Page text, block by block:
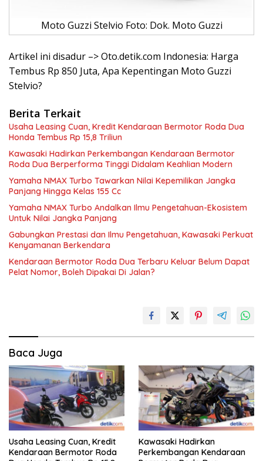
Moto Guzzi Stelvio Foto: Dok. Moto Guzzi
Artikel ini disadur –> Oto.detik.com Indonesia: Harga
Tembus Rp 850 Juta, Apa Kepentingan Moto Guzzi
Stelvio?
Berita Terkait
Usaha Leasing Cuan, Kredit Kendaraan Bermotor Roda Dua
Honda Tembus Rp 15,8 Triliun
Kawasaki Hadirkan Perkembangan Kendaraan Bermotor
Roda Dua Berperforma Tinggi Didalam Keahlian Modern
Yamaha NMAX Turbo Tawarkan Nilai Kepemilikan Jangka
Panjang Hingga Kelas 155 Cc
Yamaha NMAX Turbo Andalkan Ilmu Pengetahuan-Ekosistem
Untuk Nilai Jangka Panjang
Gabungkan Prestasi dan Ilmu Pengetahuan, Kawasaki Perkuat
Kenyamanan Berkendara
Kendaraan Bermotor Roda Dua Terbaru Keluar Belum Dapat
Pelat Nomor, Boleh Dipakai Di Jalan?
Baca Juga
Usaha Leasing Cuan, Kredit
Kendaraan Bermotor Roda
Kawasaki Hadirkan
Perkembangan Kendaraan